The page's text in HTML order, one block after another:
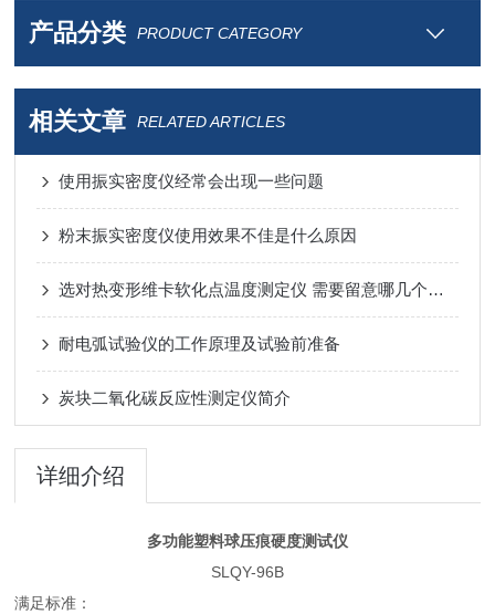
产品分类 PRODUCT CATEGORY
相关文章 RELATED ARTICLES
使用振实密度仪经常会出现一些问题
粉末振实密度仪使用效果不佳是什么原因
选对热变形维卡软化点温度测定仪 需要留意哪几个维度
耐电弧试验仪的工作原理及试验前准备
炭块二氧化碳反应性测定仪简介
详细介绍
多功能塑料球压痕硬度测试仪
SLQY-96B
满足标准：